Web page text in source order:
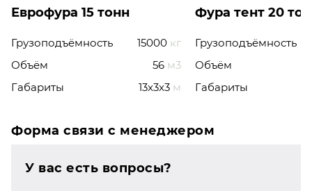
Еврофура 15 тонн
Грузоподъёмность 15000 кг
Объём
56 м3
Габариты
13x3x3 м
Фура тент 20
Грузоподъёмность
Объём
Габариты
Форма связи с менеджером
У вас есть вопросы?